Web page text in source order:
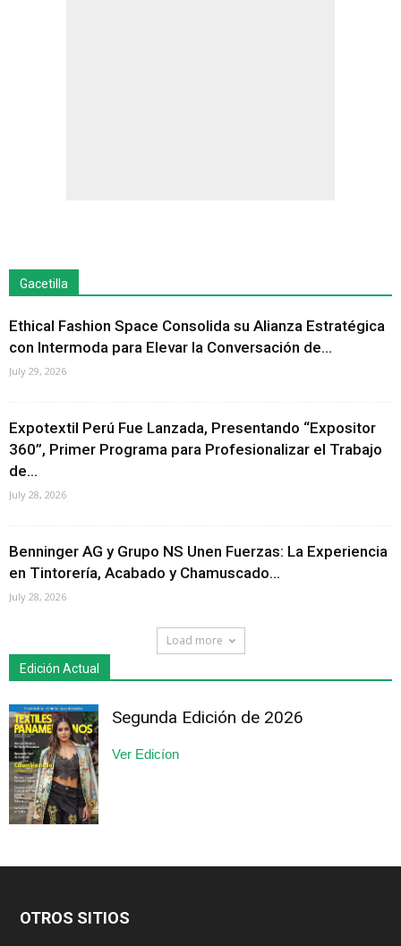
Gacetilla
Ethical Fashion Space Consolida su Alianza Estratégica
con Intermoda para Elevar la Conversación de...
July 29, 2026
Expotextil Perú Fue Lanzada, Presentando “Expositor
360”, Primer Programa para Profesionalizar el Trabajo
de...
July 28, 2026
Benninger AG y Grupo NS Unen Fuerzas: La Experiencia
en Tintorería, Acabado y Chamuscado...
July 28, 2026
Load more
Edición Actual
Segunda Edición de 2026
Ver Edicíon
OTROS SITIOS